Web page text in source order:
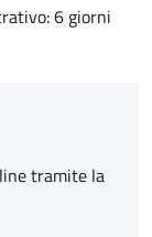
6 giorni
tramite la